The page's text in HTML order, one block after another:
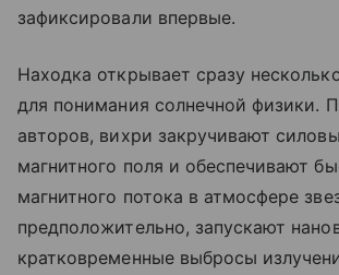
зафиксировали впервые.
Находка открывает сразу
для понимания солнечной физики.
авторов, вихри закручивают
магнитного поля и обеспечивают
магнитного потока в атмосфере
предположительно, запускают
кратковременные выбросы